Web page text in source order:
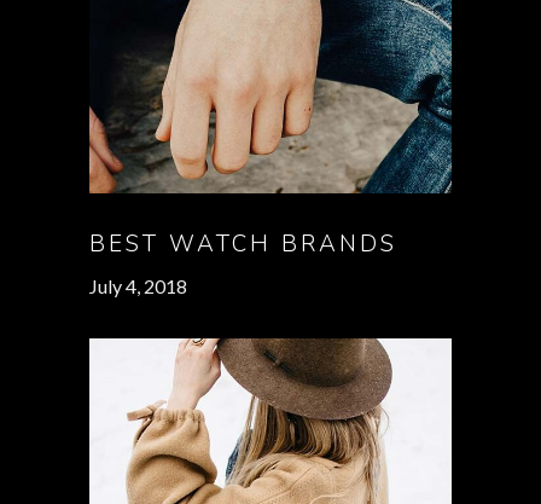
BEST WATCH BRANDS
July 4, 2018